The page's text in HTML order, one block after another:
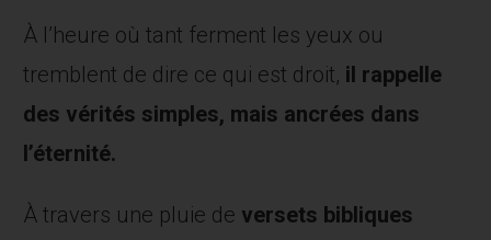
À l’heure où tant ferment les yeux ou
tremblent de dire ce qui est droit, il rappelle
des vérités simples, mais ancrées dans
l’éternité.
À travers une pluie de versets bibliques